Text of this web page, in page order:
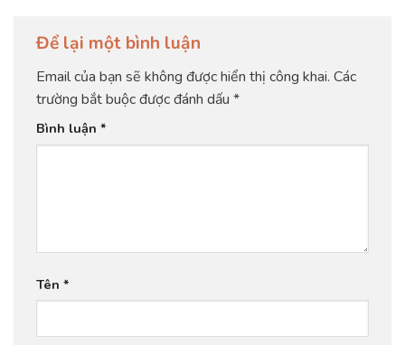
Để lại một bình luận
Email của bạn sẽ không được hiển thị công khai. Các
trường bắt buộc được đánh dấu *
Bình luận *
Tên *